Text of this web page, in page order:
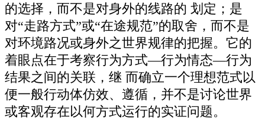
的选择，而不是对身外的线路的 划定；是
对“走路方式”或“在途规范”的取舍，而不是
对环境路况或身外之世界规律的把握。它的
着眼点在于考察行为方式—行为情态—行为
结果之间的关联，继 而确立一个理想范式以
便一般行动体仿效、遵循，并不是讨论世界
或客观存在以何方式运行的实证问题。